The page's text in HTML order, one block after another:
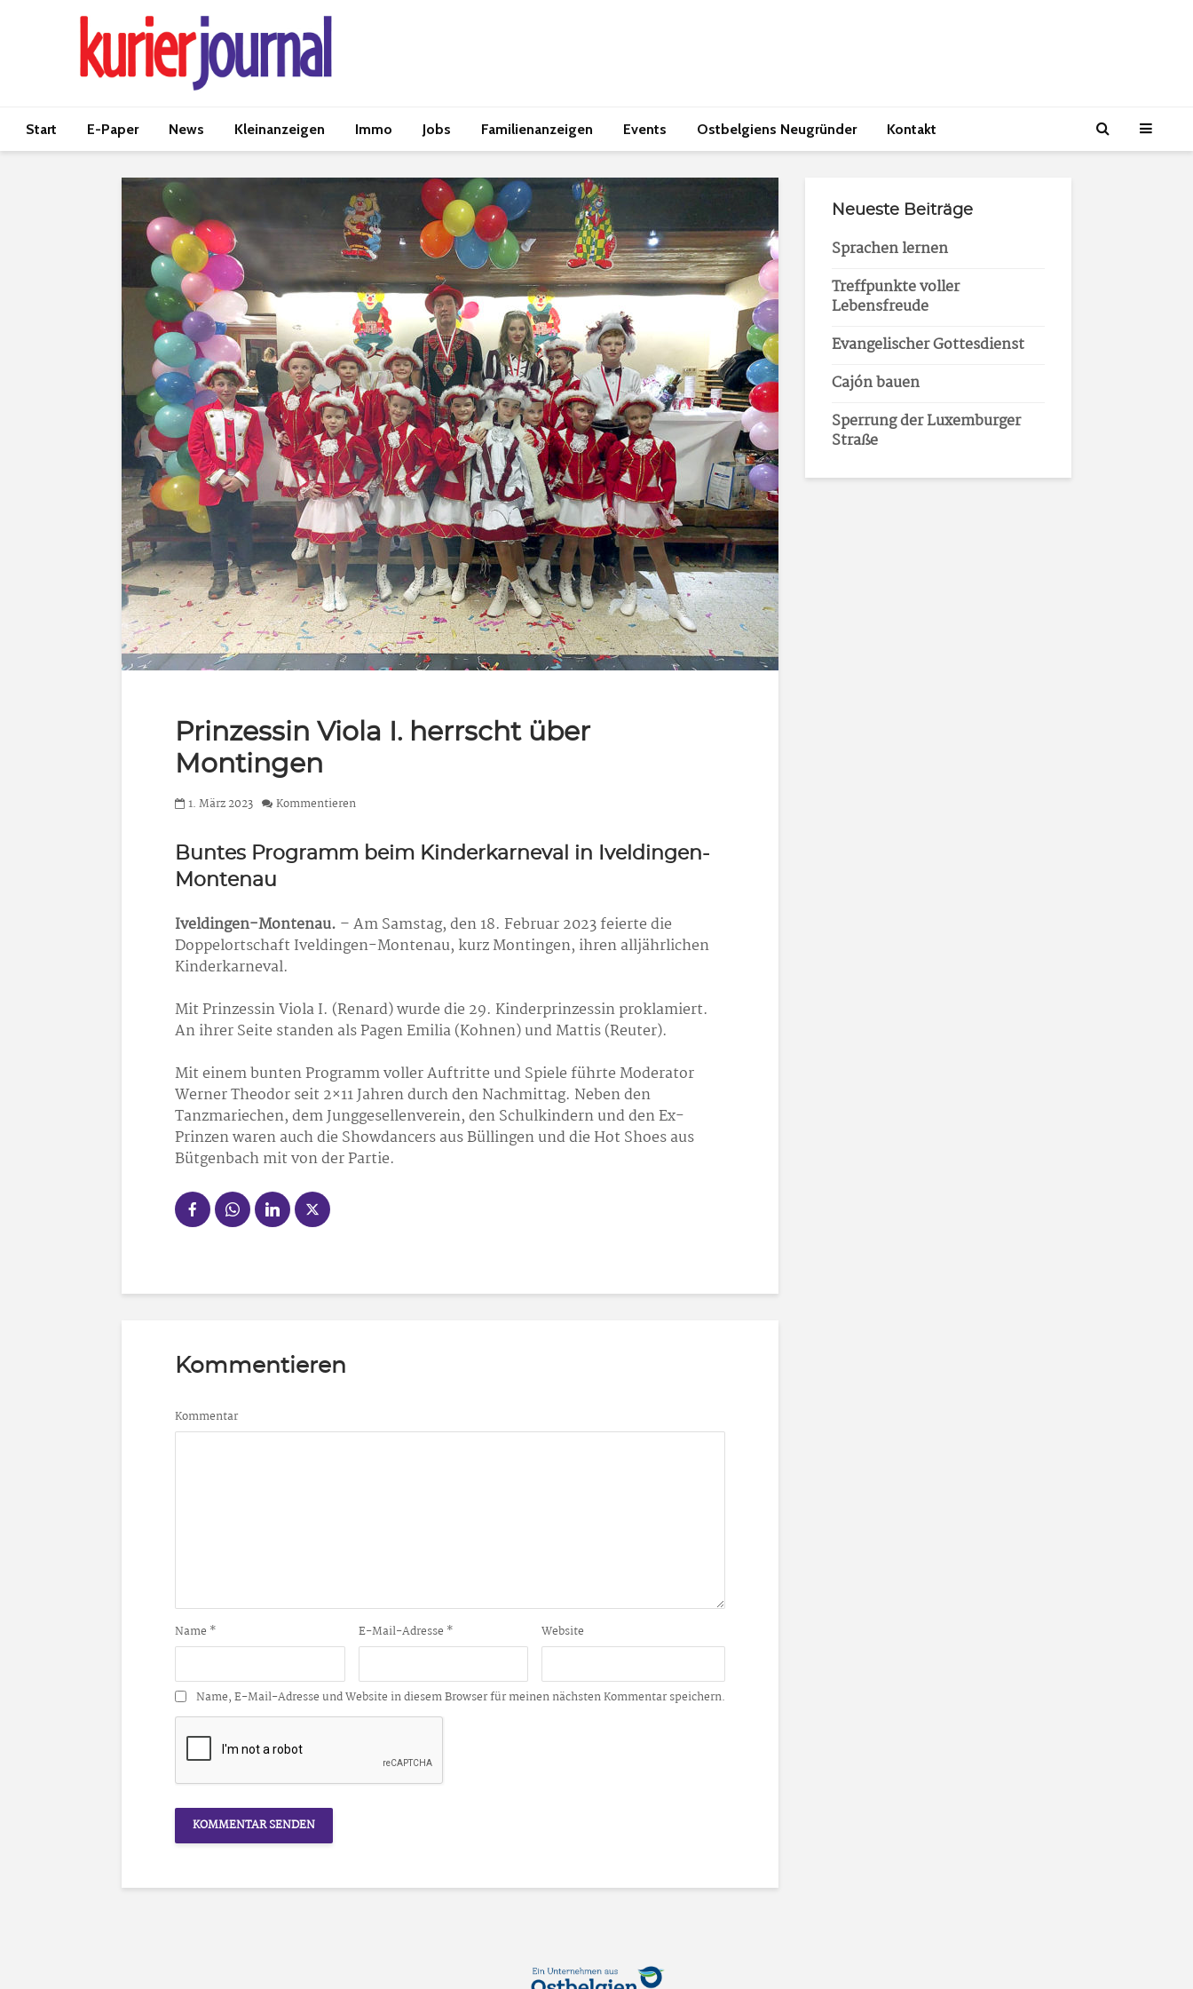
Start E-Paper News Kleinanzeigen Immo Jobs Familienanzeigen Events Ostbelgiens Neugründer Kontakt
Prinzessin Viola I. herrscht über
Montingen
1. März 2023 Kommentieren
Buntes Programm beim Kinderkarneval in Iveldingen-
Montenau
Iveldingen-Montenau. – Am Samstag, den 18. Februar 2023 feierte die
Doppelortschaft Iveldingen-Montenau, kurz Montingen, ihren alljährlichen
Kinderkarneval.
Mit Prinzessin Viola I. (Renard) wurde die 29. Kinderprinzessin proklamiert.
An ihrer Seite standen als Pagen Emilia (Kohnen) und Mattis (Reuter).
Mit einem bunten Programm voller Auftritte und Spiele führte Moderator
Werner Theodor seit 2×11 Jahren durch den Nachmittag. Neben den
Tanzmariechen, dem Junggesellenverein, den Schulkindern und den Ex-
Prinzen waren auch die Showdancers aus Büllingen und die Hot Shoes aus
Bütgenbach mit von der Partie.
Kommentieren
Kommentar
Name * E-Mail-Adresse * Website
Name, E-Mail-Adresse und Website in diesem Browser für meinen nächsten Kommentar speichern.
Neueste Beiträge
Sprachen lernen
Treffpunkte voller
Lebensfreude
Evangelischer Gottesdienst
Cajón bauen
Sperrung der Luxemburger
Straße